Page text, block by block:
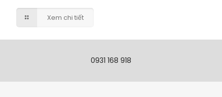
Xem chi tiết
0931 168 918